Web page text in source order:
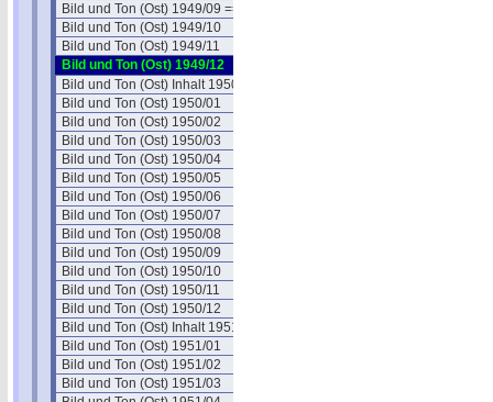
Bild und Ton (Ost) 1949/09 ==
Bild und Ton (Ost) 1949/10
Bild und Ton (Ost) 1949/11
Bild und Ton (Ost) 1949/12
Bild und Ton (Ost) Inhalt 1950
Bild und Ton (Ost) 1950/01
Bild und Ton (Ost) 1950/02
Bild und Ton (Ost) 1950/03
Bild und Ton (Ost) 1950/04
Bild und Ton (Ost) 1950/05
Bild und Ton (Ost) 1950/06
Bild und Ton (Ost) 1950/07
Bild und Ton (Ost) 1950/08
Bild und Ton (Ost) 1950/09
Bild und Ton (Ost) 1950/10
Bild und Ton (Ost) 1950/11
Bild und Ton (Ost) 1950/12
Bild und Ton (Ost) Inhalt 1951
Bild und Ton (Ost) 1951/01
Bild und Ton (Ost) 1951/02
Bild und Ton (Ost) 1951/03